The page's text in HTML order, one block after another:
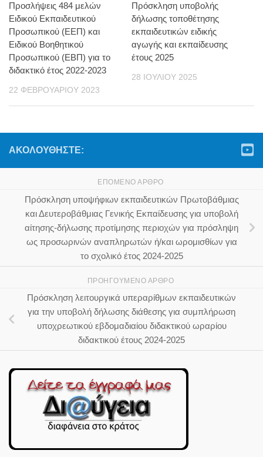
Προσλήψεις 484 μελών
Ειδικού Εκπαιδευτικού
Προσωπικού (ΕΕΠ) και
Ειδικού Βοηθητικού
Προσωπικού (ΕΒΠ) για το
διδακτικό έτος 2022-2023
22 ΦΕΒΡΟΥΑΡΊΟΥ 2023
Πρόσκληση υποβολής
δήλωσης τοποθέτησης
εκπαιδευτικών ειδικής
αγωγής και εκπαίδευσης
έτους 2025
28 ΙΟΥΛΊΟΥ 2025
ΑΚΟΛΟΥΘΉΣΤΕ:
ΕΠΌΜΕΝΟ ΆΡΘΡΟ
Πρόσκληση υποψήφιων εκπαιδευτικών Πρωτοβάθμιας
και Δευτεροβάθμιας Γενικής Εκπαίδευσης για υποβολή
αίτησης-δήλωσης προτίμησης περιοχών για πρόσληψη
ως προσωρινών αναπληρωτών ή/και ωρομισθίων για
το σχολικό έτος 2024-2025
ΠΡΟΗΓΟΎΜΕΝΟ ΆΡΘΡΟ
Πρόσκληση λειτουργικά υπεραρίθμων εκπαιδευτικών
για την υποβολή δήλωσης διάθεσης για συμπλήρωση
υποχρεωτικού εβδομαδιαίου διδακτικού ωραρίου
διδακτικού έτους 2024-2025